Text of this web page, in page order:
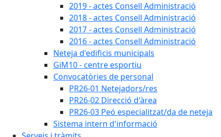
2019 - actes Consell Administració
2018 - actes Consell Administració
2017 - actes Consell Administració
2016 - actes Consell Administració
Neteja d'edificis municipals
GiM10 - centre esportiu
Convocatòries de personal
PR26-01 Netejadors/res
PR26-02 Direcció d'àrea
PR26-03 Peó especialitzat/da de neteja
Sistema intern d'informació